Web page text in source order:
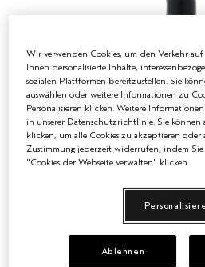
ALLE KOLLEKTIONEN
/ml 30 ml
Wir verwenden Cookies, um den Verkehr auf
Ihnen personalisierte Inhalte,
sozialen Plattformen bereitzustellen. Sie
auswählen oder weitere Informationen zu
Personalisieren klicken. Weitere
in unserer Datenschutzrichtlinie. Sie
klicken, um alle Cookies zu akzeptieren
Zustimmung jederzeit widerrufen, indem
"Cookies der Webseite verwalten" klicken.
Ablehnen